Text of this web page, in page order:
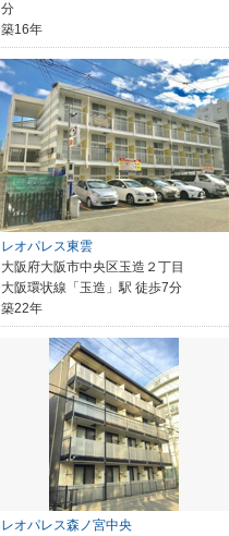
分
築16年
レオパレス東雲
大阪府大阪市中央区玉造２丁目
大阪環状線「玉造」駅 徒歩7分
築22年
レオパレス森ノ宮中央